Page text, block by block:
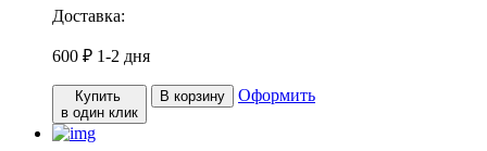
Доставка:
600 ₽ 1-2 дня
Купить
в один клик
В корзину Оформить